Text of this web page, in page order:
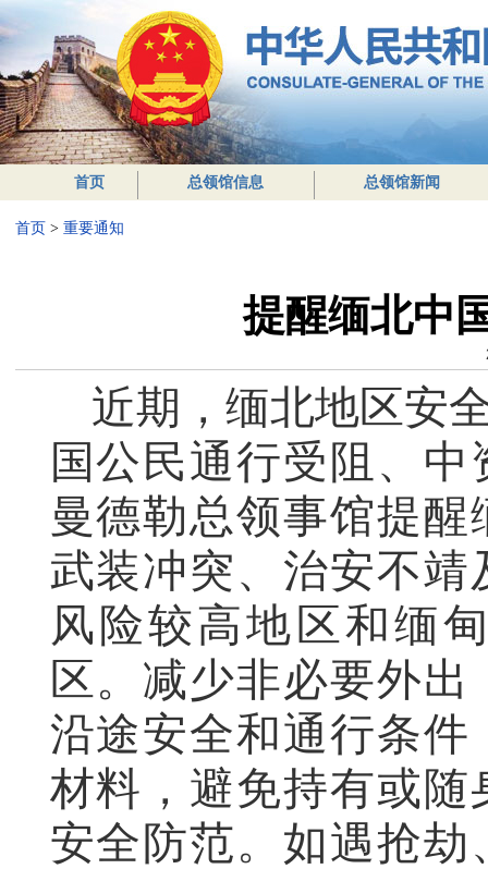
首页 总领馆信息 总领馆新闻
首页 > 重要通知
提醒缅北中
近期，缅北地区安
国公民通行受阻、
曼德勒总领事馆提
武装冲突、治安不
风险较高地区和缅
区。减少非必要外
沿途安全和通行条
材料，避免持有或
安全防范。如遇抢